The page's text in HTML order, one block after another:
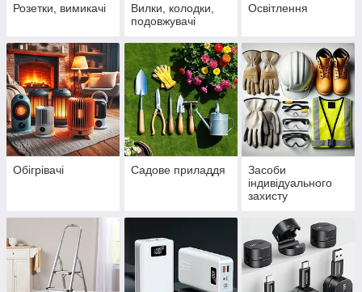
Розетки, вимикачі
Вилки, колодки,
подовжувачі
Освітлення
Обігрівачі Садове приладдя
Засоби
індивідуального
захисту